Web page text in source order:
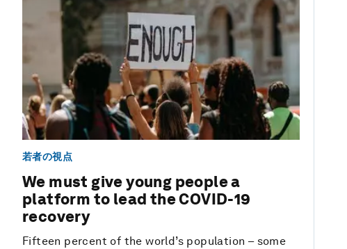
若者の視点
We must give young people a
platform to lead the COVID-19
recovery
Fifteen percent of the world’s population – some